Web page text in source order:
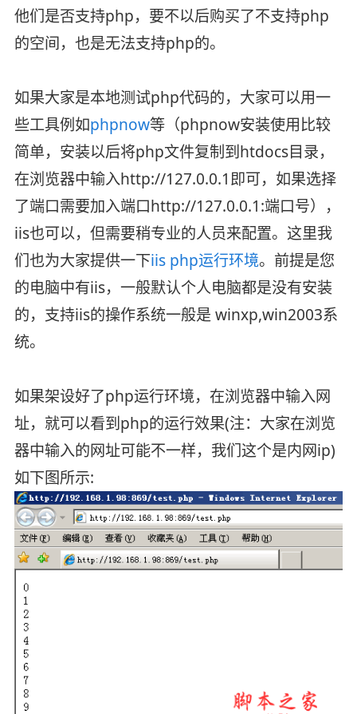
他们是否支持php，要不以后购买了不支持php
的空间，也是无法支持php的。
如果大家是本地测试php代码的，大家可以用一
些工具例如phpnow等（phpnow安装使用比较
简单，安装以后将php文件复制到htdocs目录，
在浏览器中输入http://127.0.0.1即可，如果选择
了端口需要加入端口http://127.0.0.1:端口号），
iis也可以，但需要稍专业的人员来配置。这里我
们也为大家提供一下iis php运行环境。前提是您
的电脑中有iis，一般默认个人电脑都是没有安装
的，支持iis的操作系统一般是 winxp,win2003系
统。
如果架设好了php运行环境，在浏览器中输入网
址，就可以看到php的运行效果(注：大家在浏览
器中输入的网址可能不一样，我们这个是内网ip)
如下图所示: